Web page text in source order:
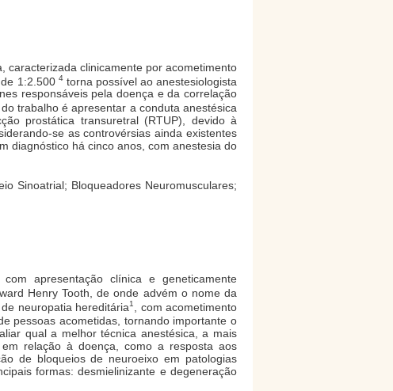
caracterizada clinicamente por acometimento
1:2.500 4torna possível ao anestesiologista
responsáveis pela doença e da correlação
trabalho é apresentar a conduta anestésica
prostática transuretral (RTUP), devido à
se as controvérsias ainda existentes
diagnóstico há cinco anos, com anestesia do
Sinoatrial; Bloqueadores Neuromusculares;
apresentação clínica e geneticamente
Henry Tooth, de onde advém o nome da
neuropatia hereditária1
, com acometimento
pessoas acometidas, tornando importante o
qual a melhor técnica anestésica, a mais
relação à doença, como a resposta aos
de bloqueios de neuroeixo em patologias
formas: desmielinizante e degeneração